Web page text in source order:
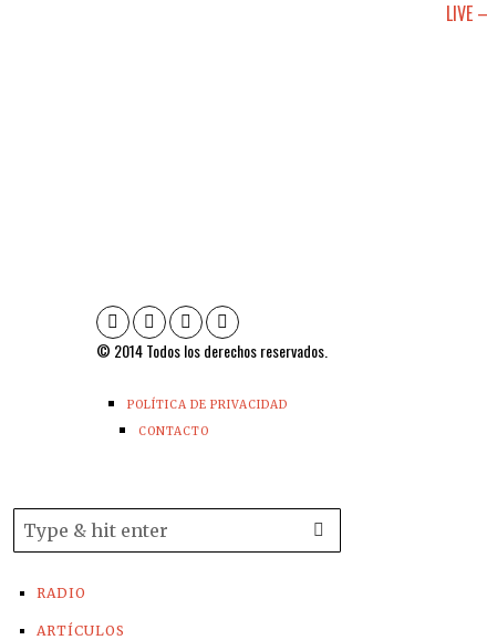
LIVE
© 2014 Todos los derechos reservados.
POLÍTICA DE PRIVACIDAD
CONTACTO
RADIO
ARTÍCULOS